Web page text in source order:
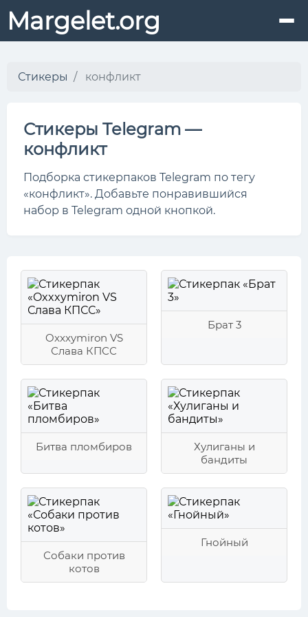
Margelet.org
Стикеры конфликт
Стикеры Telegram —
конфликт
Подборка стикерпаков Telegram по тегу
«конфликт». Добавьте понравившийся
набор в Telegram одной кнопкой.
Oxxxymiron VS
Слава КПСС
Брат 3
Битва пломбиров
Хулиганы и
бандиты
Собаки против
котов
Гнойный